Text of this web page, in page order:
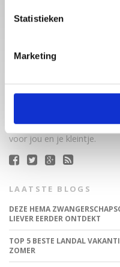
Statistieken
Marketing
jonge moeders. Een
inspirerende blogs en
zwangerschap,
fashion. Babystraatje.nl,
voor jou en je kleintje.
LAATSTE BLOGS
DEZE HEMA
LIEVER EERDER ONTDEKT
TOP 5 BESTE LANDAL
ZOMER